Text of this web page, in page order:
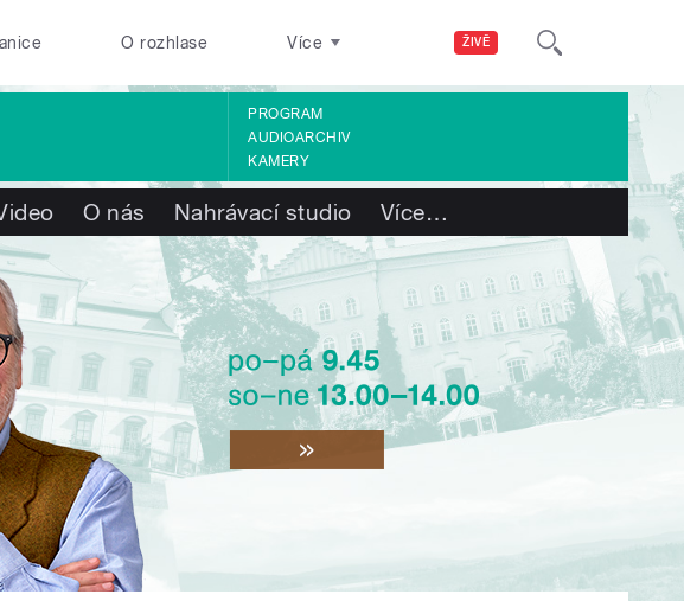
ŽIVĚ
O rozhlase Více
PROGRAM
AUDIOARCHIV
KAMERY
O nás Nahrávací studio Více…